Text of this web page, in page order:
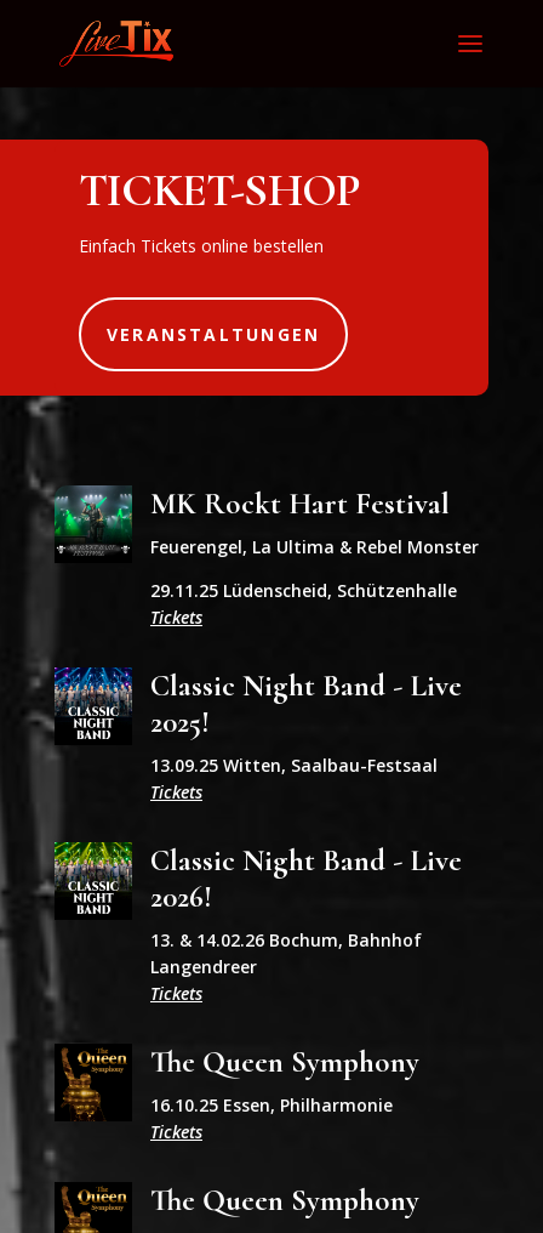
TICKET-SHOP
Einfach Tickets online bestellen
VERANSTALTUNGEN
MK Rockt Hart Festival
Feuerengel, La Ultima & Rebel Monster
29.11.25 Lüdenscheid, Schützenhalle
Tickets
Classic Night Band - Live
2025!
13.09.25 Witten, Saalbau-Festsaal
Tickets
Classic Night Band - Live
2026!
13. & 14.02.26 Bochum, Bahnhof
Langendreer
Tickets
The Queen Symphony
16.10.25 Essen, Philharmonie
Tickets
The Queen Symphony